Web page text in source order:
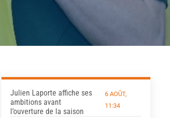
Julien Laporte affiche ses
ambitions avant
l’ouverture de la saison
6 AOÛT,
11:34